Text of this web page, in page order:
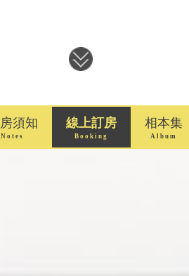
須知
Notes
線上訂房
Booking
相本集
Album